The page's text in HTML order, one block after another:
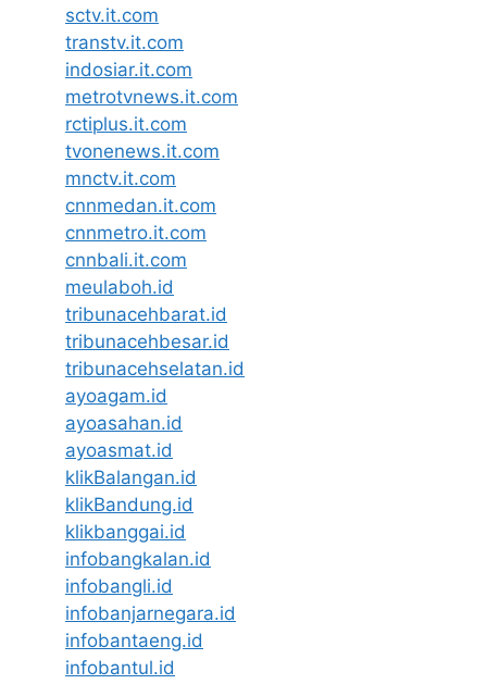
sctv.it.com
transtv.it.com
indosiar.it.com
metrotvnews.it.com
rctiplus.it.com
tvonenews.it.com
mnctv.it.com
cnnmedan.it.com
cnnmetro.it.com
cnnbali.it.com
meulaboh.id
tribunacehbarat.id
tribunacehbesar.id
tribunacehselatan.id
ayoagam.id
ayoasahan.id
ayoasmat.id
klikBalangan.id
klikBandung.id
klikbanggai.id
infobangkalan.id
infobangli.id
infobanjarnegara.id
infobantaeng.id
infobantul.id